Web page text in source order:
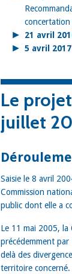
concertation
21 avril
5 avril
Le projet
juillet
Saisie le 8 avril
Commission
public dont elle a
Le 11 mai 2005, la
précédemment par
delà des
territoire concerné.